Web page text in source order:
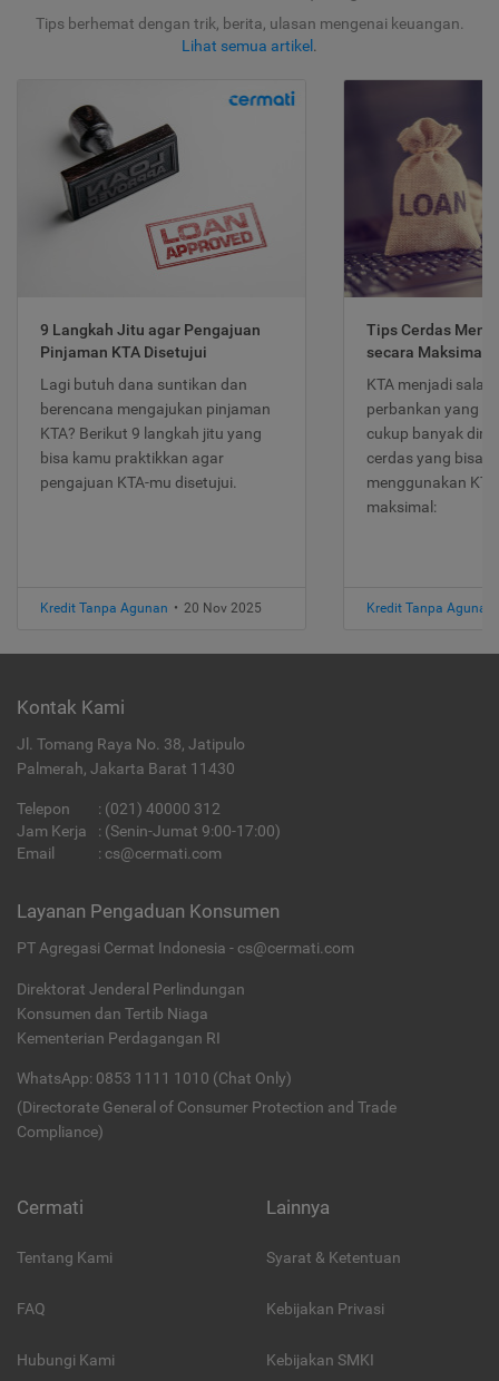
Tips berhemat dengan trik, berita, ulasan mengenai keuangan.
Lihat semua artikel .
9 Langkah Jitu agar Pengajuan
Pinjaman KTA Disetujui
Lagi butuh dana suntikan dan
berencana mengajukan pinjaman
KTA? Berikut 9 langkah jitu yang
bisa kamu praktikkan agar
pengajuan KTA-mu disetujui.
Kredit Tanpa Agunan • 20 Nov 2025
Tips Cerdas
secara Maksimal
KTA menjadi
perbankan yang
cukup banyak
cerdas yang bisa
menggunakan
maksimal:
Kredit Tanpa Agunan
Kontak Kami
Jl. Tomang Raya No. 38, Jatipulo
Palmerah, Jakarta Barat 11430
Telepon : (021) 40000 312
Jam Kerja
: (Senin-Jumat 9:00-17:00)
Email
: cs@cermati.com
Layanan Pengaduan Konsumen
PT Agregasi Cermat Indonesia - cs@cermati.com
Direktorat Jenderal Perlindungan
Konsumen dan Tertib Niaga
Kementerian Perdagangan RI
WhatsApp: 0853 1111 1010 (Chat Only)
(Directorate General of Consumer Protection and Trade
Compliance)
Cermati
Tentang Kami
FAQ
Hubungi Kami
Lainnya
Syarat & Ketentuan
Kebijakan Privasi
Kebijakan SMKI